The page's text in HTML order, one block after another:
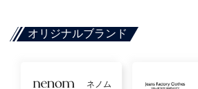
オリジナルブランド
ネノム